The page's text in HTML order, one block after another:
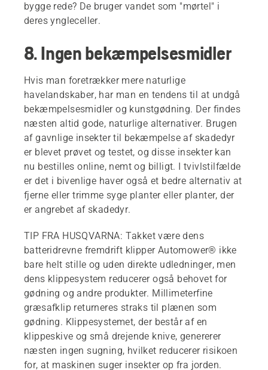
bygge rede? De bruger vandet som "mørtel" i
deres yngleceller.
8. Ingen bekæmpelsesmidler
Hvis man foretrækker mere naturlige
havelandskaber, har man en tendens til at undgå
bekæmpelsesmidler og kunstgødning. Der findes
næsten altid gode, naturlige alternativer. Brugen
af gavnlige insekter til bekæmpelse af skadedyr
er blevet prøvet og testet, og disse insekter kan
nu bestilles online, nemt og billigt. I tvivlstilfælde
er det i bivenlige haver også et bedre alternativ at
fjerne eller trimme syge planter eller planter, der
er angrebet af skadedyr.
TIP FRA HUSQVARNA: Takket være dens
batteridrevne fremdrift klipper Automower® ikke
bare helt stille og uden direkte udledninger, men
dens klippesystem reducerer også behovet for
gødning og andre produkter. Millimeterfine
græsafklip returneres straks til plænen som
gødning. Klippesystemet, der består af en
klippeskive og små drejende knive, genererer
næsten ingen sugning, hvilket reducerer risikoen
for, at maskinen suger insekter op fra jorden.